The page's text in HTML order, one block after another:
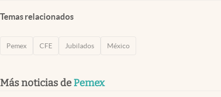
Temas relacionados
Pemex CFE Jubilados México
Más noticias de Pemex